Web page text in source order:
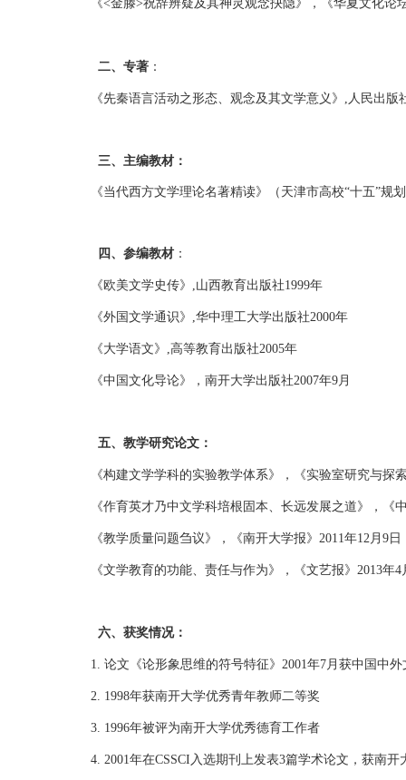
《<金滕>祝辞辨疑及其神灵观念抉隐》，《华夏文化论
二、专著 ：
《先秦语言活动之形态、观念及其文学意义》,人民出版
三、主编教材：
《当代西方文学理论名著精读》（天津市高校“十五”
四、参编教材 ：
《欧美文学史传》,山西教育出版社1999年
《外国文学通识》,华中理工大学出版社2000年
《大学语文》,高等教育出版社2005年
《中国文化导论》，南开大学出版社2007年9月
五、教学研究论文：
《构建文学学科的实验教学体系》，《实验室研究与探
《作育英才乃中文学科培根固本、长远发展之道》，《
《教学质量问题刍议》，《南开大学报》2011年12月9日
《文学教育的功能、责任与作为》，《文艺报》2013年4
六、 获奖情况：
1. 论文《论形象思维的符号特征》2001年7月获中国中
2. 1998年获南开大学优秀青年教师二等奖
3. 1996年被评为南开大学优秀德育工作者
4. 2001年在CSSCI入选期刊上发表3篇学术论文，获南